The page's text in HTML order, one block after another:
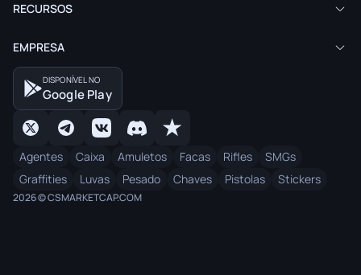
RECURSOS
EMPRESA
DISPONÍVEL NO
Google Play
Agentes Caixa Amuletos Facas Rifles
SMGs
Graffities
Luvas Pesado Chaves Pistolas Stickers
2026 © CSMARKETCAP.COM